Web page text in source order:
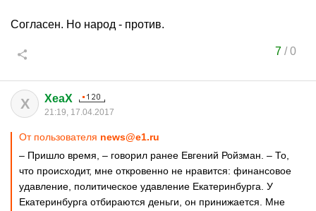
Согласен. Но народ - против.
7/0
X XeaX
21:19, 17.04.2017
От пользователя news@e1.ru
– Пришло время, – говорил ранее Евгений Ройзман. – То,
что происходит, мне откровенно не нравится: финансовое
удавление, политическое удавление Екатеринбурга. У
Екатеринбурга отбираются деньги, он принижается. Мне